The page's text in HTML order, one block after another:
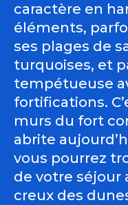
caractère en
éléments,
ses plages de
turquoises, et
tempétueuse
fortifications.
murs du fort
abrite
vous pourrez
de votre séjour
creux des